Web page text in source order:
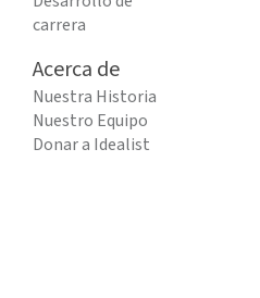
carrera
Acerca de
Nuestra Historia
Nuestro Equipo
Donar a Idealist